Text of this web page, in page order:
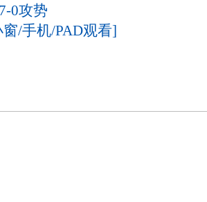
0攻势
窗/手机/PAD观看]